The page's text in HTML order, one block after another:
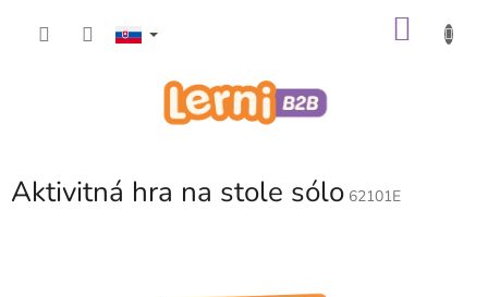
Aktivitná hra na stole sólo 62101E